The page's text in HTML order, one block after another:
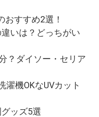
おすすめ2選！
いは？どっちがい
？ダイソー・セリア
濯機OKなUVカット
ッズ5選